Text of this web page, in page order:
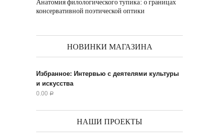
Анатомия филологического тупика: о границах
консервативной поэтической оптики
НОВИНКИ МАГАЗИНА
Избранное: Интервью с деятелями культуры
и искусства
0.00 Р
НАШИ ПРОЕКТЫ